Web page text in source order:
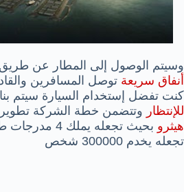
وسيتم الوصول إلى المطار عن طريق
أنفاق سريعة توصل المسافرين
كنت تفضل إستخدام السيارة سيتم
للإنتظار وتتضمن خطة الشركة تطوير
هيثرو
بحيث تجعله
تجعله يخدم 300000 شخص